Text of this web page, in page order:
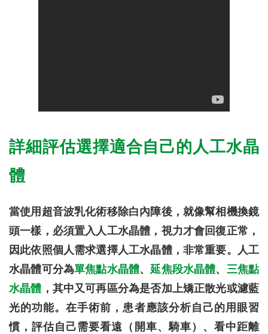
詳細評估選擇適合自己的人工水晶
體
當使用超音波乳化術移除白內障後，就像幫相機換鏡
頭一樣，必須置入人工水晶體，視力才會回復正常，
因此依照個人需求選擇人工水晶體，非常重要。人工
水晶體可分為單焦點水晶體、延焦段水晶體、 三焦點
水晶體 ，其中又可再區分為是否加上矯正散光或濾藍
光的功能。在手術前，患者應該分析自己的用眼習
慣，評估自己需要看遠（開車、騎車）、看中距離